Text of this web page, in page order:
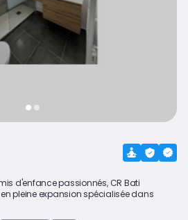
d'enfance passionnés, CR Bati
pleine expansion spécialisée dans